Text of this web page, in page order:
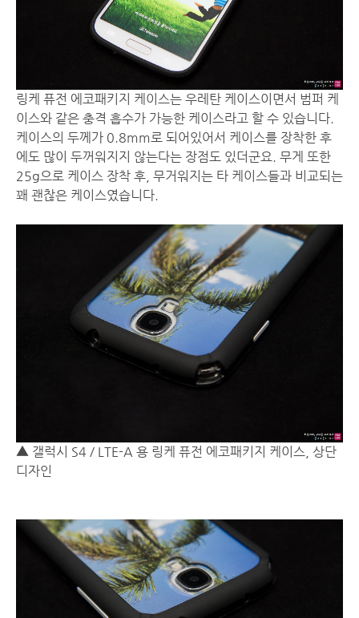
링케 퓨전 에코패키지 케이스는 우레탄 케이스이면서 범퍼 케
이스와 같은 충격 흡수가 가능한 케이스라고 할 수 있습니다.
케이스의 두께가 0.8mm로 되어있어서 케이스를 장착한 후
에도 많이 두꺼워지지 않는다는 장점도 있더군요. 무게 또한
25g으로 케이스 장착 후, 무거워지는 타 케이스들과 비교되는
꽤 괜찮은 케이스였습니다.
▲ 갤럭시 S4 / LTE-A 용 링케 퓨전 에코패키지 케이스, 상단
디자인